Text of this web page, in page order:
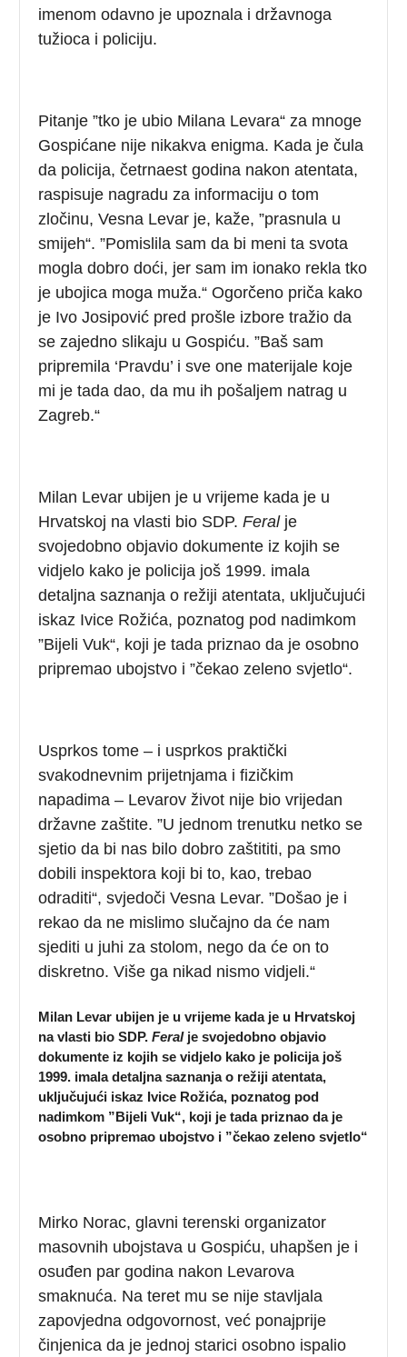
imenom odavno je upoznala i državnoga
tužioca i policiju.
Pitanje ”tko je ubio Milana Levara“ za mnoge
Gospićane nije nikakva enigma. Kada je čula
da policija, četrnaest godina nakon atentata,
raspisuje nagradu za informaciju o tom
zločinu, Vesna Levar je, kaže, ”prasnula u
smijeh“. ”Pomislila sam da bi meni ta svota
mogla dobro doći, jer sam im ionako rekla tko
je ubojica moga muža.“ Ogorčeno priča kako
je Ivo Josipović pred prošle izbore tražio da
se zajedno slikaju u Gospiću. ”Baš sam
pripremila ‘Pravdu’ i sve one materijale koje
mi je tada dao, da mu ih pošaljem natrag u
Zagreb.“
Milan Levar ubijen je u vrijeme kada je u
Hrvatskoj na vlasti bio SDP.Feralje
svojedobno objavio dokumente iz kojih se
vidjelo kako je policija još 1999. imala
detaljna saznanja o režiji atentata, uključujući
iskaz Ivice Rožića, poznatog pod nadimkom
”Bijeli Vuk“, koji je tada priznao da je osobno
pripremao ubojstvo i ”čekao zeleno svjetlo“.
Usprkos tome – i usprkos praktički
svakodnevnim prijetnjama i fizičkim
napadima – Levarov život nije bio vrijedan
državne zaštite. ”U jednom trenutku netko se
sjetio da bi nas bilo dobro zaštititi, pa smo
dobili inspektora koji bi to, kao, trebao
odraditi“, svjedoči Vesna Levar. ”Došao je i
rekao da ne mislimo slučajno da će nam
sjediti u juhi za stolom, nego da će on to
diskretno. Više ga nikad nismo vidjeli.“
Milan Levar ubijen je u vrijeme kada je u Hrvatskoj
na vlasti bio SDP.Feralje svojedobno objavio
dokumente iz kojih se vidjelo kako je policija još
1999. imala detaljna saznanja o režiji atentata,
uključujući iskaz Ivice Rožića, poznatog pod
nadimkom ”Bijeli Vuk“, koji je tada priznao da je
osobno pripremao ubojstvo i ”čekao zeleno svjetlo“
Mirko Norac, glavni terenski organizator
masovnih ubojstava u Gospiću, uhapšen je i
osuđen par godina nakon Levarova
smaknuća. Na teret mu se nije stavljala
zapovjedna odgovornost, već ponajprije
činjenica da je jednoj starici osobno ispalio